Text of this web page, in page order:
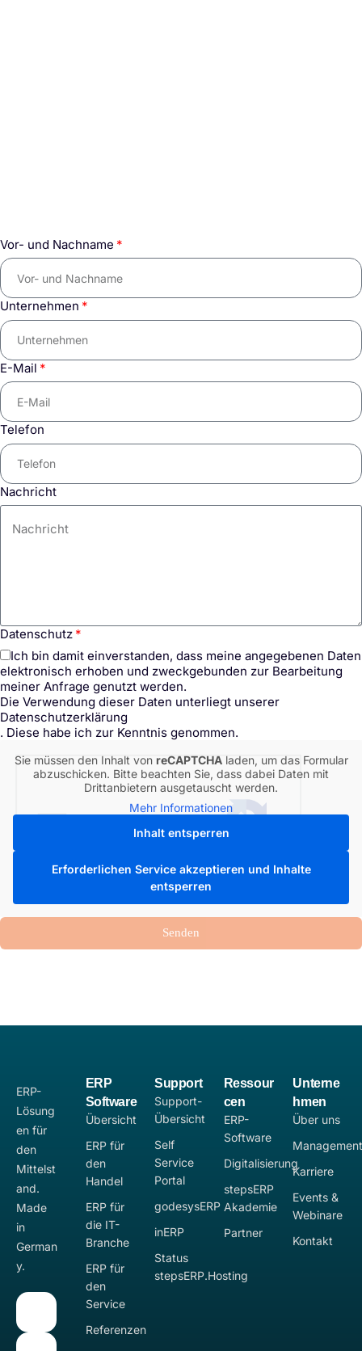
Vor- und Nachname
Unternehmen
E-Mail
Telefon
Nachricht
Datenschutz
Ich bin damit einverstanden, dass meine angegebenen Daten
elektronisch erhoben und zweckgebunden zur Bearbeitung
meiner Anfrage genutzt werden.
Die Verwendung dieser Daten unterliegt unserer
Datenschutzerklärung
. Diese habe ich zur Kenntnis genommen.
Sie müssen den Inhalt von reCAPTCHAladen, um das Formular
abzuschicken. Bitte beachten Sie, dass dabei Daten mit
Drittanbietern ausgetauscht werden.
Mehr Informationen
Inhalt entsperren
Erforderlichen Service akzeptieren und Inhalte
entsperren
Senden
ERP-
Lösung
en für
den
Mittelst
and.
Made
in
German
y.
ERP
Software
Übersicht
ERP für
den
Handel
ERP für
die IT-
Branche
ERP für
den
Service
Referenzen
Support
Support-
Übersicht
Self
Service
Portal
godesysERP
inERP
Status
stepsERP.Hosting
Ressour
cen
ERP-
Software
Digitalisierung
stepsERP
Akademie
Partner
Unterne
hmen
Über uns
Karriere
Events &
Webinare
Kontakt